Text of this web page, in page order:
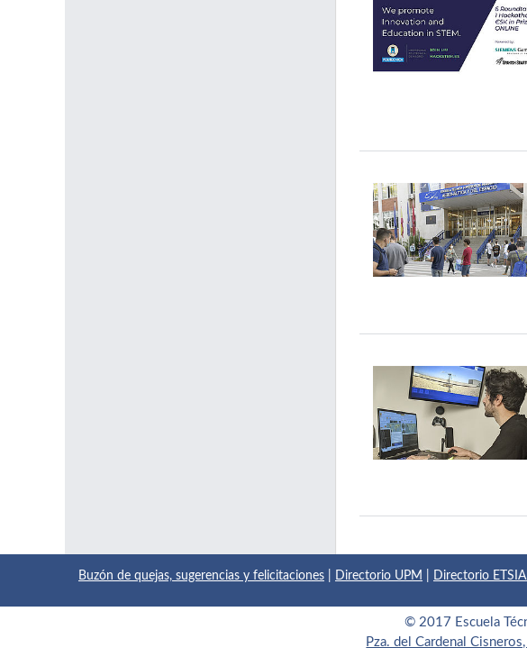
Buzón de quejas, sugerencias y felicitaciones Directorio UPM Directorio
© 2017 Escuela
Pza. del Cardenal